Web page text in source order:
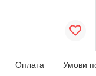
Оплата Умови